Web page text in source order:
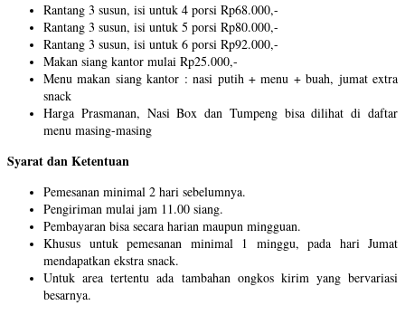
Rantang 3 susun, isi untuk 4 porsi Rp68.000,-
Rantang 3 susun, isi untuk 5 porsi Rp80.000,-
Rantang 3 susun, isi untuk 6 porsi Rp92.000,-
Makan siang kantor mulai Rp25.000,-
Menu makan siang kantor : nasi putih + menu + buah, jumat extra
snack
Harga Prasmanan, Nasi Box dan Tumpeng bisa dilihat di daftar
menu masing-masing
Syarat dan Ketentuan
Pemesanan minimal 2 hari sebelumnya.
Pengiriman mulai jam 11.00 siang.
Pembayaran bisa secara harian maupun mingguan.
Khusus untuk pemesanan minimal 1 minggu, pada hari Jumat
mendapatkan ekstra snack.
Untuk area tertentu ada tambahan ongkos kirim yang bervariasi
besarnya.